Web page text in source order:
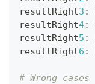
resultRight3 :
resultRight4:
resultRight5 :
resultRight6 :
# Wrong cases